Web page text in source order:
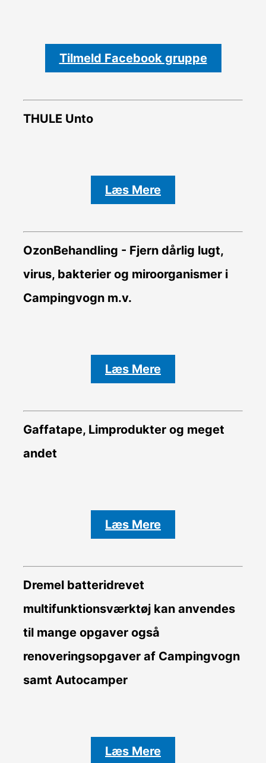
Tilmeld Facebook gruppe
THULE Unto
Læs Mere
OzonBehandling - Fjern dårlig lugt,
virus, bakterier og miroorganismer i
Campingvogn m.v.
Læs Mere
Gaffatape, Limprodukter og meget
andet
Læs Mere
Dremel batteridrevet
multifunktionsværktøj kan anvendes
til mange opgaver også
renoveringsopgaver af Campingvogn
samt Autocamper
Læs Mere